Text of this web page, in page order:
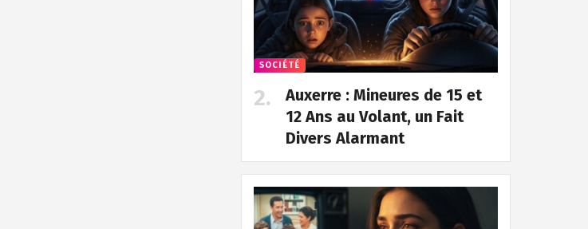
SOCIÉTÉ
Auxerre : Mineures de 15 et
12 Ans au Volant, un Fait
Divers Alarmant